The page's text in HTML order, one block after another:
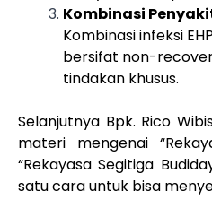
Kombinasi
Kombinasi infeksi
bersifat non-
tindakan khusus.
Selanjutnya Bpk. Rico
materi mengenai
“Rekayasa Segitiga
satu cara untuk bisa